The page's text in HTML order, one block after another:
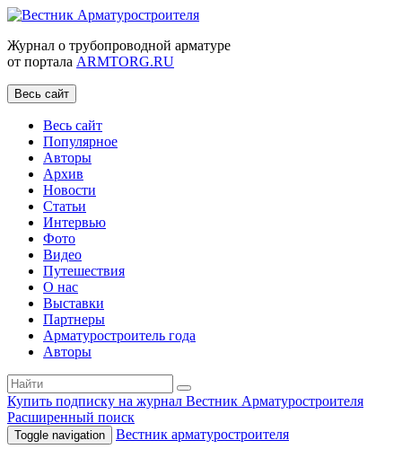
Журнал о трубопроводной арматуре
от портала ARMTORG.RU
Весь сайт
Весь сайт
Популярное
Авторы
Архив
Новости
Статьи
Интервью
Фото
Видео
Путешествия
О нас
Выставки
Партнеры
Арматуростроитель года
Авторы
Купить подписку на журнал Вестник Арматуростроителя
Расширенный поиск
Toggle navigation Вестник арматуростроителя